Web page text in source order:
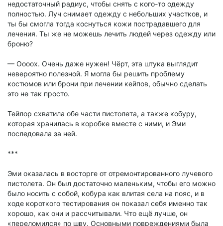
недостаточный радиус, чтобы снять с кого-то одежду
полностью. Луч снимает одежду с небольших участков, и
ты бы смогла тогда коснуться кожи пострадавшего для
лечения. Ты же не можешь лечить людей через одежду или
броню?
— Оооох. Очень даже нужен! Чёрт, эта штука выглядит
невероятно полезной. Я могла бы решить проблему
костюмов или брони при лечении кейпов, обычно сделать
это не так просто.
Тейлор схватила обе части пистолета, а также кобуру,
которая хранилась в коробке вместе с ними, и Эми
последовала за ней.
***
Эми оказалась в восторге от отремонтированного лучевого
пистолета. Он был достаточно маленьким, чтобы его можно
было носить с собой, кобура как влитая села на пояс, и в
ходе короткого тестирования он показал себя именно так
хорошо, как они и рассчитывали. Что ещё лучше, он
«переломился» по шву. Основными повреждениями была